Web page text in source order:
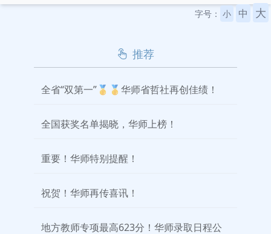
字号： 小 中 大
推荐
全省“双第一”🥇🥇华师省哲社再创佳绩！
全国获奖名单揭晓，华师上榜！
重要！华师特别提醒！
祝贺！华师再传喜讯！
地方教师专项最高623分！华师录取日程公